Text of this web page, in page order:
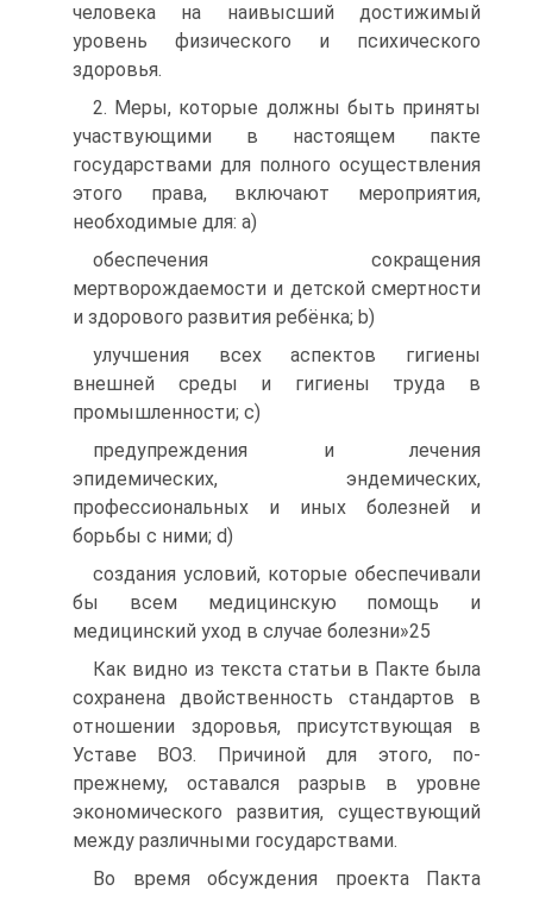
человека на наивысший достижимый
уровень физического и психического
здоровья.
2. Меры, которые должны быть приняты
участвующими в настоящем пакте
государствами для полного осуществления
этого права, включают мероприятия,
необходимые для: a)
обеспечения сокращения
мертворождаемости и детской смертности
и здорового развития ребёнка; b)
улучшения всех аспектов гигиены
внешней среды и гигиены труда в
промышленности; c)
предупреждения и лечения
эпидемических, эндемических,
профессиональных и иных болезней и
борьбы с ними; d)
создания условий, которые обеспечивали
бы всем медицинскую помощь и
медицинский уход в случае болезни»25
Как видно из текста статьи в Пакте была
сохранена двойственность стандартов в
отношении здоровья, присутствующая в
Уставе ВОЗ. Причиной для этого, по-
прежнему, оставался разрыв в уровне
экономического развития, существующий
между различными государствами.
Во время обсуждения проекта Пакта